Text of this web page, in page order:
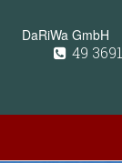
DaRiWa GmbH
49